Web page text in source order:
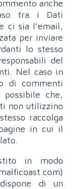
anche
tra i Dati
ci sia l’email,
per inviare
lo stesso
del
Nel caso in
di commenti
che,
non utilizzino
raccolga
in cui il
in modo
dispone di un